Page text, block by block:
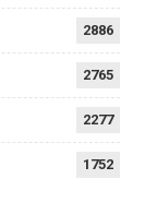
2886
2765
2277
1752